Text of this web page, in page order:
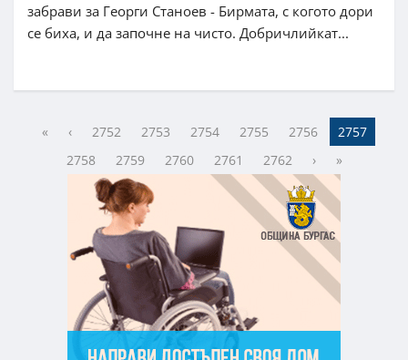
забрави за Георги Станоев - Бирмата, с когото дори
се биха, и да започне на чисто. Добричлийкат...
« ‹ 2752 2753 2754 2755 2756
2757
2758
2759 2760 2761 2762 › »